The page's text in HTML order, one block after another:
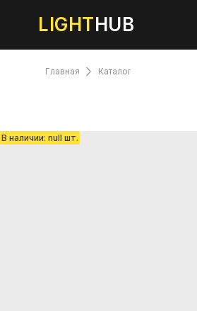
LIGHTHUB
Каталог
Главная